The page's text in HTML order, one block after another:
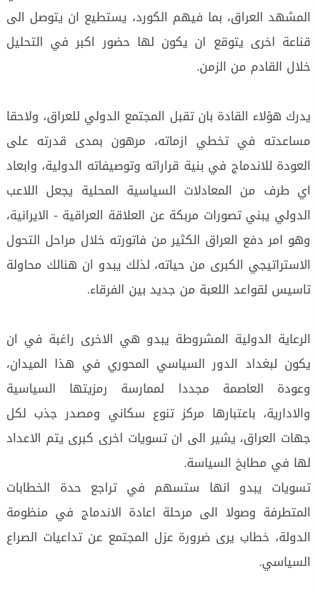
المشهد العراق، بما فيهم الكورد، يستطيع ان يتوصل الى
قناعة اخرى يتوقع ان يكون لها حضور اكبر في التحليل
خلال القادم من الزمن.
يدرك هؤلاء القادة بان تقبل المجتمع الدولي للعراق، ولاحقا
مساعدته في تخطي ازماته، مرهون بمدى قدرته على
العودة للاندماج في بنية قراراته وتوصيفاته الدولية، وابعاد
اي طرف من المعادلات السياسية المحلية يجعل اللاعب
الدولي يبني تصورات مربكة عن العلاقة العراقية - الايرانية،
وهو امر دفع العراق الكثير من فاتورته خلال مراحل التحول
الاستراتيجي الكبرى من حياته، لذلك يبدو ان هنالك محاولة
تاسيس لقواعد اللعبة من جديد بين الفرقاء.
الرعاية الدولية المشروطة يبدو هي الاخرى راغبة في ان
يكون لبغداد الدور السياسي المحوري في هذا الميدان،
وعودة العاصمة مجددا لممارسة رمزيتها السياسية
والادارية، باعتبارها مركز تنوع سكاني ومصدر جذب لكل
جهات العراق، يشير الى ان تسويات اخرى كبرى يتم الاعداد
لها في مطابخ السياسة.
تسويات يبدو انها ستسهم في تراجع حدة الخطابات
المتطرفة وصولا الى مرحلة اعادة الاندماج في منظومة
الدولة، خطاب يرى ضرورة عزل المجتمع عن تداعيات الصراع
السياسي.